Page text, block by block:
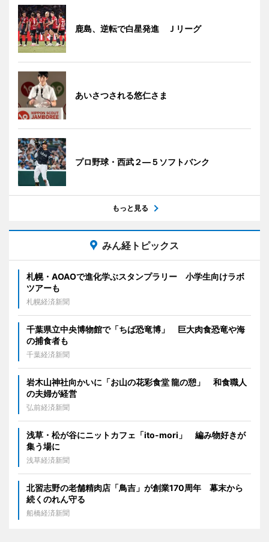
鹿島、逆転で白星発進 Ｊリーグ
あいさつされる悠仁さま
プロ野球・西武２―５ソフトバンク
もっと見る
みん経トピックス
札幌・AOAOで進化学ぶスタンプラリー 小学生向けラボ
ツアーも
札幌経済新聞
千葉県立中央博物館で「ちば恐竜博」 巨大肉食恐竜や海
の捕食者も
千葉経済新聞
岩木山神社向かいに「お山の花彩食堂 龍の憩」 和食職人
の夫婦が経営
弘前経済新聞
浅草・松が谷にニットカフェ「ito-mori」 編み物好きが
集う場に
浅草経済新聞
北習志野の老舗精肉店「鳥吉」が創業170周年 幕末から
続くのれん守る
船橋経済新聞